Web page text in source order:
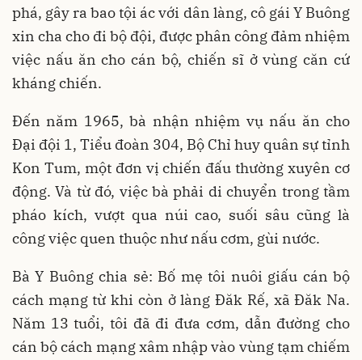
phá, gây ra bao tội ác với dân làng, cô gái Y Buông
xin cha cho đi bộ đội, được phân công đảm nhiệm
việc nấu ăn cho cán bộ, chiến sĩ ở vùng căn cứ
kháng chiến.
Đến năm 1965, bà nhận nhiệm vụ nấu ăn cho
Đại đội 1, Tiểu đoàn 304, Bộ Chỉ huy quân sự tỉnh
Kon Tum, một đơn vị chiến đấu thường xuyên cơ
động. Và từ đó, việc bà phải di chuyển trong tầm
pháo kích, vượt qua núi cao, suối sâu cũng là
công việc quen thuộc như nấu cơm, gùi nước.
Bà Y Buông chia sẻ: Bố mẹ tôi nuôi giấu cán bộ
cách mạng từ khi còn ở làng Đăk Rế, xã Đăk Na.
Năm 13 tuổi, tôi đã đi đưa cơm, dẫn đường cho
cán bộ cách mạng xâm nhập vào vùng tạm chiếm